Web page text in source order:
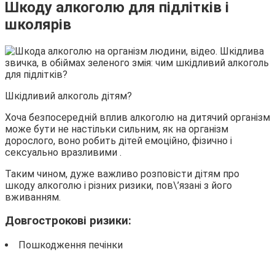
Шкоду алкоголю для підлітків і
школярів
Шкідливий алкоголь дітям?
Хоча безпосередній вплив алкоголю на дитячий організм
може бути не настільки сильним, як на організм
дорослого, воно робить дітей емоційно, фізично і
сексуально вразливими .
Таким чином, дуже важливо розповісти дітям про
шкоду алкоголю і різних ризики, пов\’язані з його
вживанням.
Довгострокові ризики:
Пошкодження печінки